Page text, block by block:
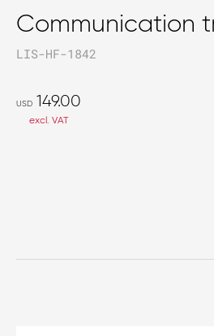
Communication
LIS-HF-1842
USD 149.00
excl. VAT